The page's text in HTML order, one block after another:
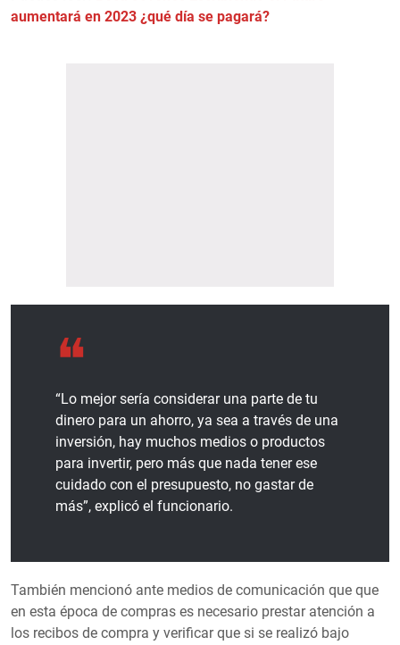
aumentará en 2023 ¿qué día se pagará?
“Lo mejor sería considerar una parte de tu
dinero para un ahorro, ya sea a través de una
inversión, hay muchos medios o productos
para invertir, pero más que nada tener ese
cuidado con el presupuesto, no gastar de
más”, explicó el funcionario.
También mencionó ante medios de comunicación que que
en esta época de compras es necesario prestar atención a
los recibos de compra y verificar que si se realizó bajo